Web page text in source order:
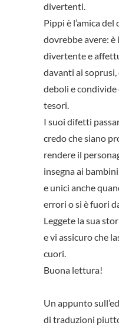
divertenti.
Pippi è l’amica
dovrebbe avere: è
divertente e
davanti ai
deboli e
tesori.
I suoi difetti
credo che siano
rendere il
insegna ai
e unici anche
errori o si è fuori
Leggete la sua
e vi assicuro che
cuori.
Buona lettura!
Un appunto
di traduzioni